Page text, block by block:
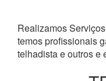
Realizamos
temos profissionais
telhadista e outros e